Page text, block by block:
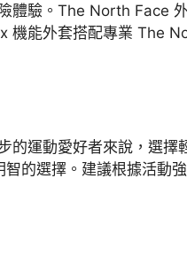
體驗。The North Face
機能外套搭配專業 The
的運動愛好者來說，選擇
的選擇。建議根據活動